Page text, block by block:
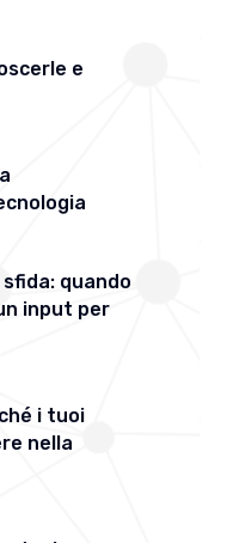
e
sfida: quando
input per
i tuoi
nella